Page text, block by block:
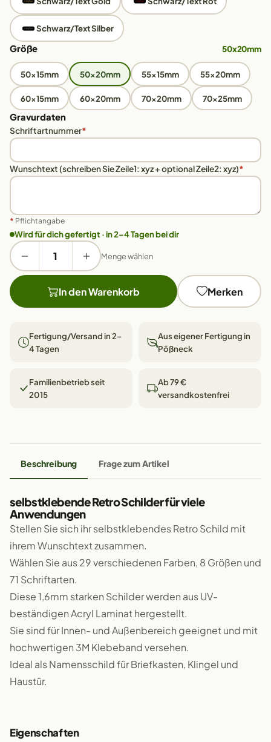
Schwarz/Text Silber
Größe 50x20mm
50x15mm 50x20mm 55x15mm 55x20mm
60x15mm 60x20mm 70x20mm 70x25mm
Gravurdaten
Schriftartnummer*
Wunschtext (schreiben Sie Zeile1: xyz + optional Zeile2: xyz)*
* Pflichtangabe
Wird für dich gefertigt · in 2–4 Tagen bei dir
Menge wählen
In den Warenkorb Merken
Fertigung/Versand in 2–
4 Tagen
Aus eigener Fertigung in
Pößneck
Familienbetrieb seit
2015
Ab 79 €
versandkostenfrei
Beschreibung Frage zum Artikel
selbstklebende Retro Schilder für viele
Anwendungen
Stellen Sie sich ihr selbstklebendes Retro Schild mit
ihrem Wunschtext zusammen.
Wählen Sie aus 29 verschiedenen Farben, 8 Größen und
71 Schriftarten.
Diese 1,6mm starken Schilder werden aus UV-
beständigen Acryl Laminat hergestellt.
Sie sind für Innen- und Außenbereich geeignet und mit
hochwertigen 3M Klebeband versehen.
Ideal als Namensschild für Briefkasten, Klingel und
Haustür.
Eigenschaften